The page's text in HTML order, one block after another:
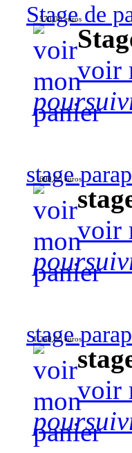
Stage de
570,00 euros
voir
stage
690,00 euros
voir
stage
1 240,00 euros
voir